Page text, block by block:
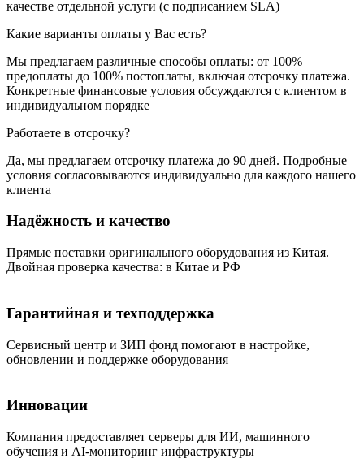
качестве отдельной услуги (с подписанием SLA)
Какие варианты оплаты у Вас есть?
Мы предлагаем различные способы оплаты: от 100%
предоплаты до 100% постоплаты, включая отсрочку платежа.
Конкретные финансовые условия обсуждаются с клиентом в
индивидуальном порядке
Работаете в отсрочку?
Да, мы предлагаем отсрочку платежа до 90 дней. Подробные
условия согласовываются индивидуально для каждого нашего
клиента
Надёжность и качество
Прямые поставки оригинального оборудования из Китая.
Двойная проверка качества: в Китае и РФ
Гарантийная и техподдержка
Сервисный центр и ЗИП фонд помогают в настройке,
обновлении и поддержке оборудования
Инновации
Компания предоставляет серверы для ИИ, машинного
обучения и AI-мониторинг инфраструктуры